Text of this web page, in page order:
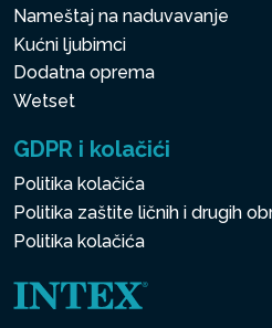
Nameštaj na naduvavanje
Kućni ljubimci
Dodatna oprema
Wetset
GDPR i kolačići
Politika kolačića
Politika zaštite ličnih i drugih
Politika kolačića